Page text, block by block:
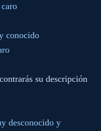
conocido
su descripción
desconocido y